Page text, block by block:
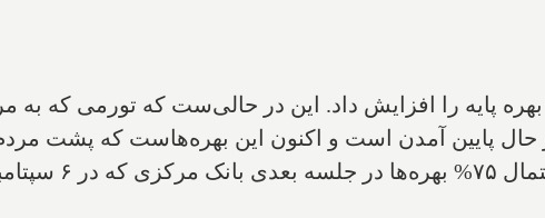
بهره پایه را افزایش داد. این در حالی‌ست که تورمی که به
در حال پایین آمدن است و اکنون این بهره‌هاست که پشت
پس از اعلام این